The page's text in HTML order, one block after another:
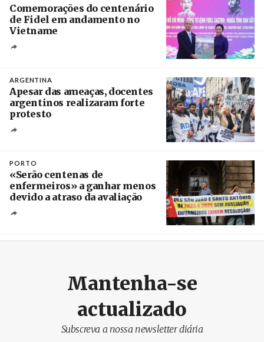
Comemorações do centenário
de Fidel em andamento no
Vietname
ARGENTINA
Apesar das ameaças, docentes
argentinos realizaram forte
protesto
PORTO
«Serão centenas de
enfermeiros» a ganhar menos
devido a atraso da avaliação
Mantenha-se
actualizado
Subscreva a nossa newsletter diária